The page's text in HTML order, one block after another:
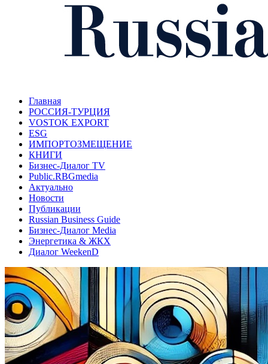
Главная
РОССИЯ-ТУРЦИЯ
VOSTOK EXPORT
ESG
ИМПОРТОЗМЕЩЕНИЕ
КНИГИ
Бизнес-Диалог TV
Public.RBGmedia
Актуально
Новости
Публикации
Russian Business Guide
Бизнес-Диалог Media
Энергетика & ЖКХ
Диалог WeekenD